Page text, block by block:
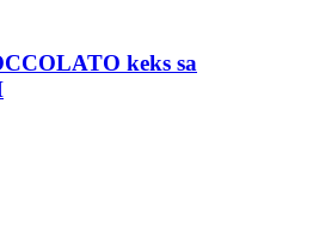
keks sa